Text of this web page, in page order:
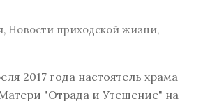
, Новости приходской жизни,
2017 года настоятель храма
"Отрада и Утешение" на